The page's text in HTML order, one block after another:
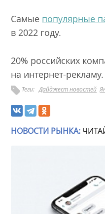
Самые популярные
в 2022 году.
20% российских
на интернет-рекламу.
Теги: Дайджест новостей
НОВОСТИ РЫНКА: